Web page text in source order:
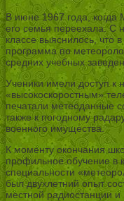
В июне 1967 года, когда
его семья переехала. С
классе выяснилось, что
программа по
средних учебных
Ученики имели доступ к
«высокоскоростным»
печатали метеоданные
также к погодному
военного имущества.
К моменту окончания
профильное обучение в
специальности
был двухлетний опыт
местной радиостанции и